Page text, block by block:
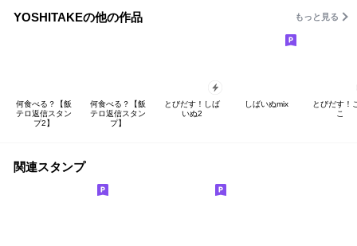
YOSHITAKEの他の作品 もっと見る
何食べる？【飯
テロ返信スタン
プ2】
何食べる？【飯
テロ返信スタン
プ】
とびだす！しば
いぬ2
しばいぬmix
とびだす！
こ
関連スタンプ